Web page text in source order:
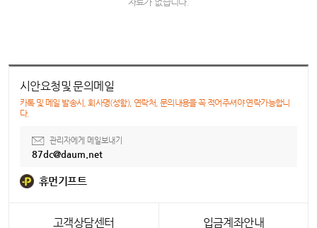
시안요청및 문의메일
카톡 및 메일 발송시, 회사명(성함), 연락처, 문의내용을 꼭 적어주셔야 연락가능합니
다.
관리자에게 메일보내기
87dc@daum.net
휴먼기프트
고객상담센터
입금계좌안내